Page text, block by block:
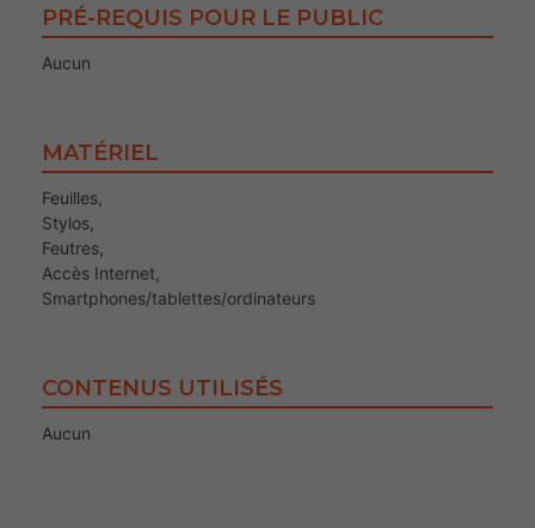
PRÉ-REQUIS POUR LE PUBLIC
Aucun
MATÉRIEL
Feuilles,
Stylos,
Feutres,
Accès Internet,
Smartphones/tablettes/ordinateurs
CONTENUS UTILISÉS
Aucun